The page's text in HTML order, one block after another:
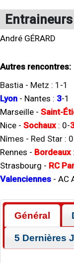
André GÉRARD
Autres rencontres:
Bastia - Metz : 1 -1
Lyon - Nantes : 3-1
Marseille - Saint-
Nice - Sochaux : 0-
Nîmes - Red Star : 0
Rennes - Bordeaux :
Strasbourg - RC
Valenciennes - AC
Général
5 Dernières